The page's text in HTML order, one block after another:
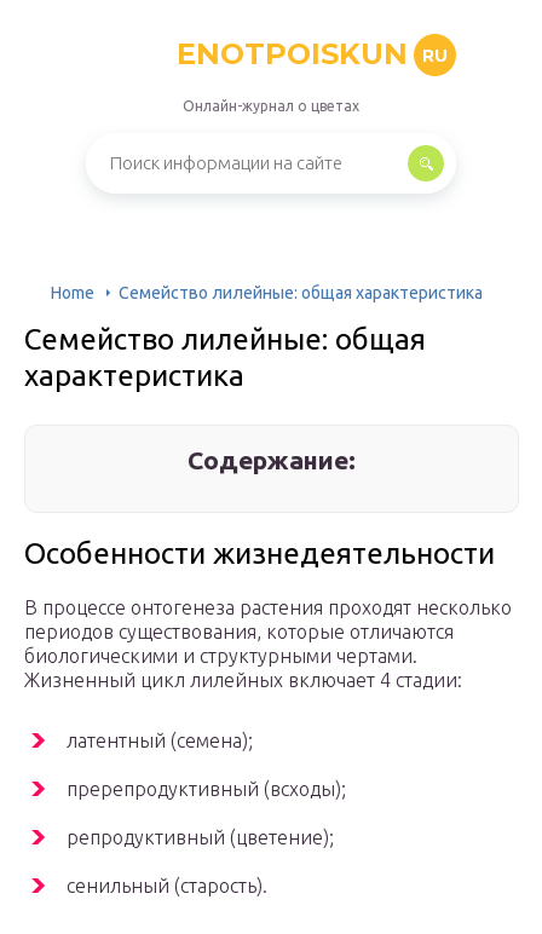
ENOTPOISKUN RU
Онлайн-журнал о цветах
Home Семейство лилейные: общая характеристика
Семейство лилейные: общая
характеристика
Содержание:
Особенности жизнедеятельности
В процессе онтогенеза растения проходят несколько
периодов существования, которые отличаются
биологическими и структурными чертами.
Жизненный цикл лилейных включает 4 стадии:
латентный (семена);
пререпродуктивный (всходы);
репродуктивный (цветение);
сенильный (старость).